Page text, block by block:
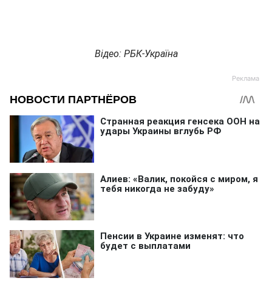
Відео: РБК-Україна